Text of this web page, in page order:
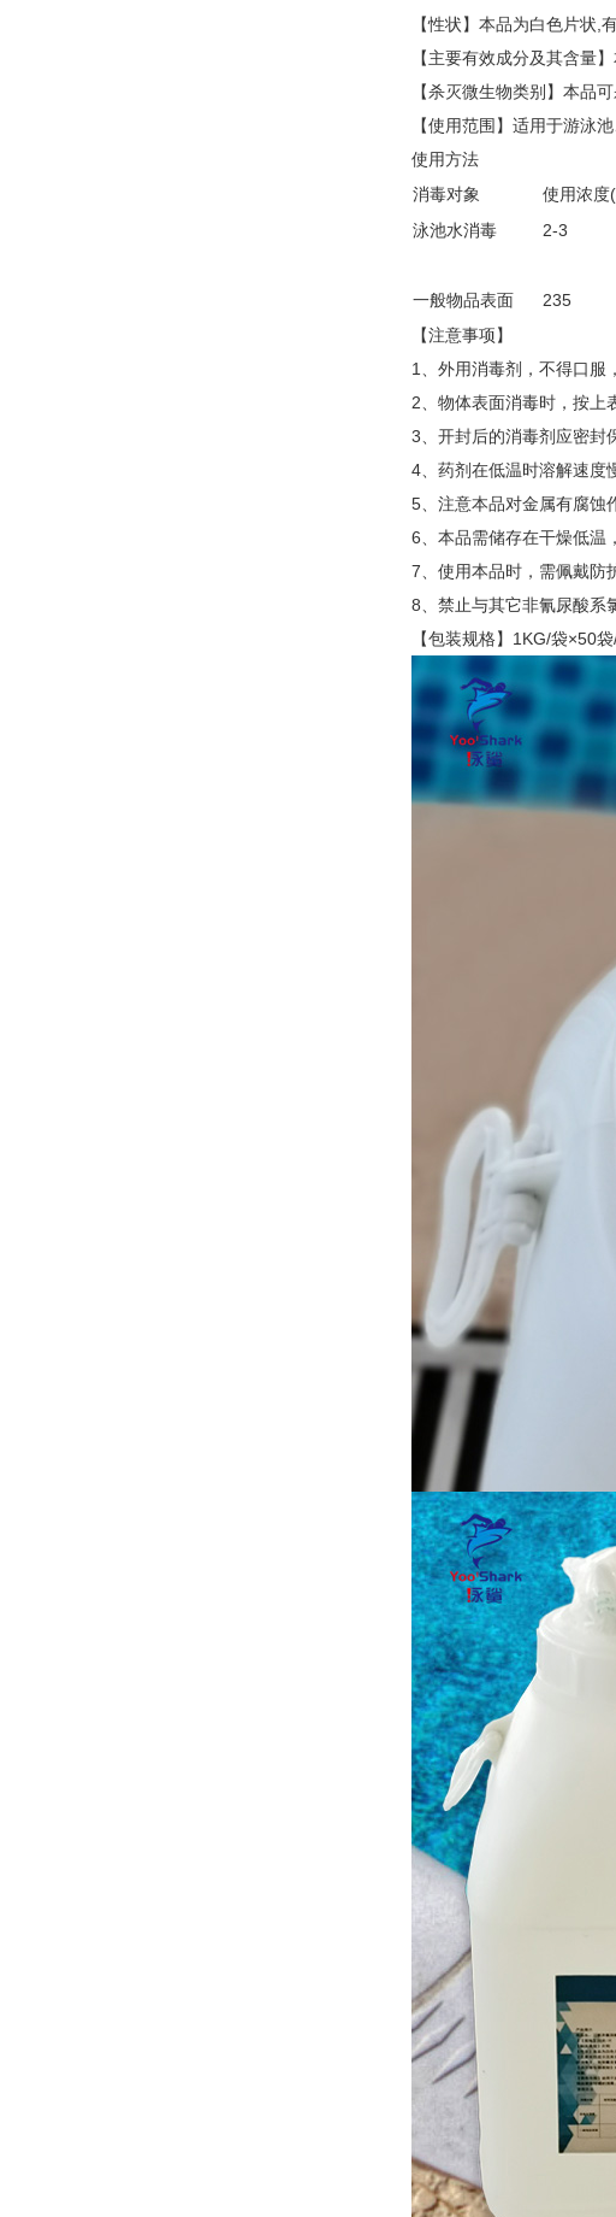
【性状】本品为白色片状,
【主要有效成分及其含量
【杀灭微生物类别】本品
【使用范围】适用于游泳
使用方法
消毒对象
使用浓度
泳池水消毒
2-3
一般物品表面
235
【注意事项】
1、外用消毒剂，不得口服
2、物体表面消毒时，按上
3、开封后的消毒剂应密封
4、药剂在低温时溶解速度
5、注意本品对金属有腐蚀
6、本品需储存在干燥低温
7、使用本品时，需佩戴防
8、禁止与其它非氰尿酸系
【包装规格】1KG/袋×50